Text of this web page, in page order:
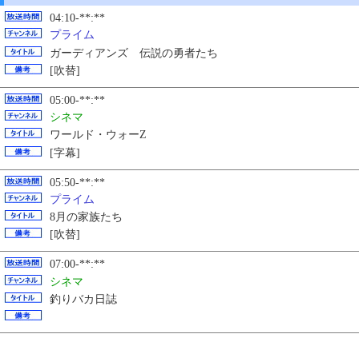
04:10-**:**
プライム
ガーディアンズ 伝説の勇者たち
[吹替]
05:00-**:**
シネマ
ワールド・ウォーZ
[字幕]
05:50-**:**
プライム
8月の家族たち
[吹替]
07:00-**:**
シネマ
釣りバカ日誌